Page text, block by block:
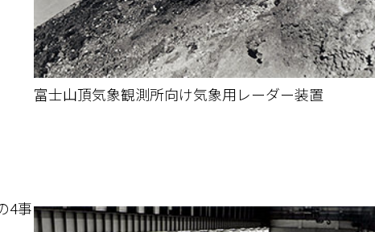
富士山頂気象観測所向け気象用レーダー装置
4事